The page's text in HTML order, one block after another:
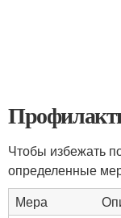
Чтобы избежать
определенные
Мера